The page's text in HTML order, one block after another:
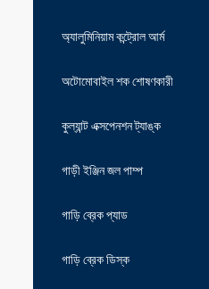
অ্যালুমিনিয়াম কন্ট্রোল আর্ম
অটোমোবাইল শক শোষণকারী
কুল্যান্ট এক্সপেনশন ট্যাঙ্ক
গাড়ী ইঞ্জিন জল পাম্প
গাড়ি ব্রেক প্যাড
গাড়ি ব্রেক ডিস্ক